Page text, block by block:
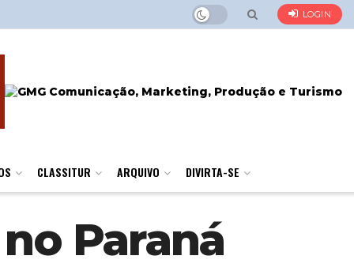
LOGIN
CLASSITUR ARQUIVO DIVIRTA-SE
Paraná